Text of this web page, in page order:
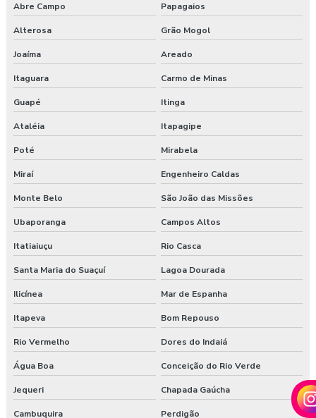
Abre Campo Papagaios
Alterosa Grão Mogol
Joaíma Areado
Itaguara Carmo de Minas
Guapé Itinga
Ataléia Itapagipe
Poté Mirabela
Miraí Engenheiro Caldas
Monte Belo São João das Missões
Ubaporanga Campos Altos
Itatiaiuçu Rio Casca
Santa Maria do Suaçuí Lagoa Dourada
Ilicínea Mar de Espanha
Itapeva Bom Repouso
Rio Vermelho Dores do Indaiá
Água Boa Conceição do Rio Verde
Jequeri Chapada Gaúcha
Cambuquira Perdigão